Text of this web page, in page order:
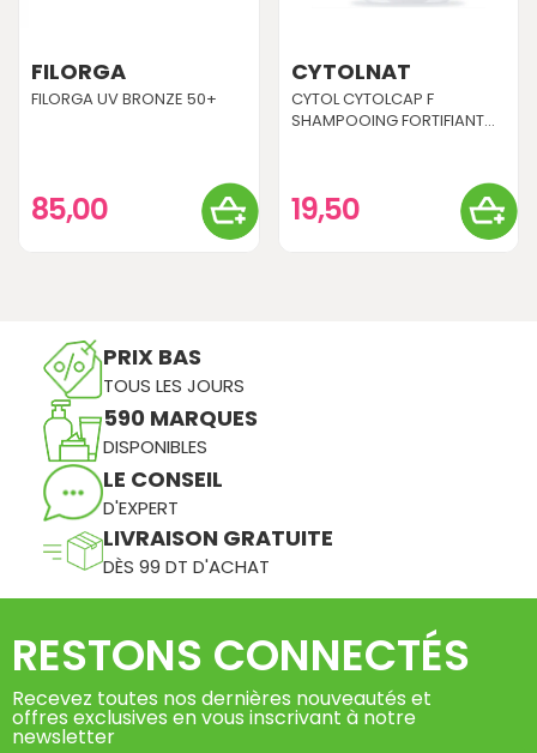
FILORGA
FILORGA UV BRONZE 50+
85,00
CYTOLNAT
CYTOL CYTOLCAP F
SHAMPOOING FORTIFIANT...
19,50
PRIX BAS
TOUS LES JOURS
590 MARQUES
DISPONIBLES
LE CONSEIL
D'EXPERT
LIVRAISON GRATUITE
DÈS 99 DT D'ACHAT
RESTONS CONNECTÉS
Recevez toutes nos dernières nouveautés et
offres exclusives en vous inscrivant à notre
newsletter